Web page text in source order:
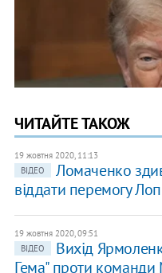
ЧИТАЙТЕ ТАКОЖ
19 жовтня 2020, 11:13
ВІДЕО
Ломаченко
віддати перемогу
19 жовтня 2020, 09:51
ВІДЕО
Вихід
Гема" проти команди